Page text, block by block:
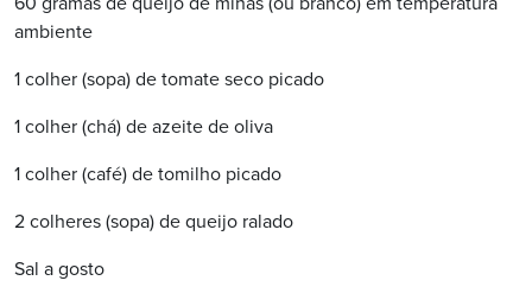
ambiente
1 colher (sopa) de tomate seco picado
1 colher (chá) de azeite de oliva
1 colher (café) de tomilho picado
2 colheres (sopa) de queijo ralado
Sal a gosto